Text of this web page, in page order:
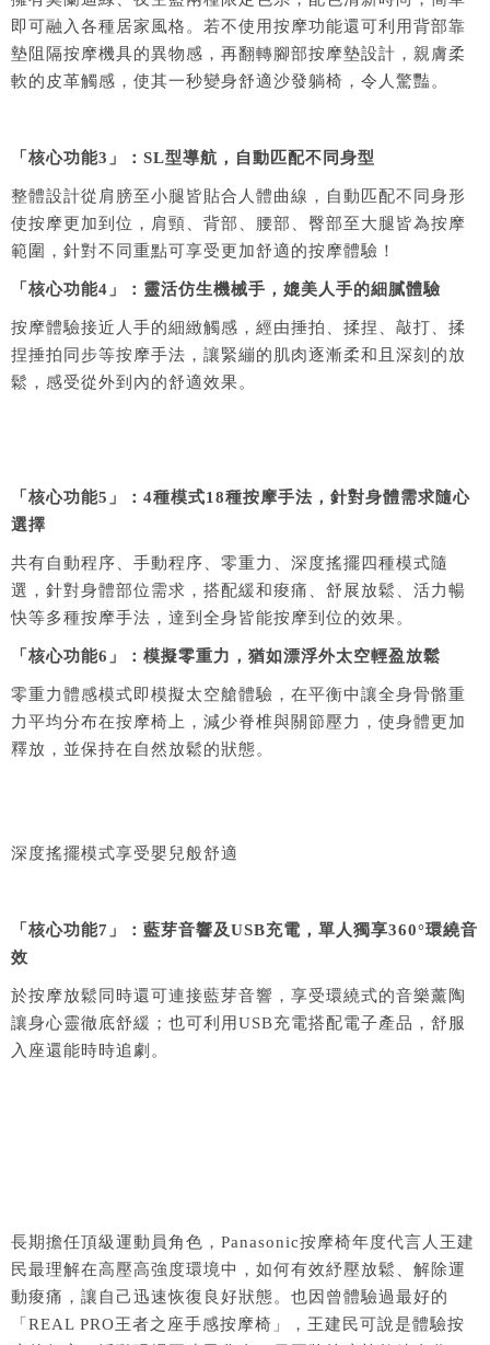
即可融入各種居家風格。若不使用按摩功能還可利用背部靠
墊阻隔按摩機具的異物感，再翻轉腳部按摩墊設計，親膚柔
軟的皮革觸感，使其一秒變身舒適沙發躺椅，令人驚豔。
「核心功能3 」 ： SL型導航，自動匹配不同身型
整體設計從肩膀至小腿皆貼合人體曲線，自動匹配不同身形
使按摩更加到位，肩頸、背部、腰部、臀部至大腿皆為按摩
範圍，針對不同重點可享受更加舒適的按摩體驗 ！
「核心功能4 」 ： 靈活仿生機械手，媲美人手的細膩體驗
按摩體驗接近人手的細緻觸感，經由捶拍、揉捏、敲打、揉
捏捶拍同步等按摩手法，讓緊繃的肌肉逐漸柔和且深刻的放
鬆，感受從外到內的舒適效果。
「核心功能5 」 ： 4種模式18種按摩手法，針對身體需求隨心
選擇
共有自動程序、手動程序、零重力、深度搖擺四種模式隨
選，針對身體部位需求，搭配緩和痠痛、舒展放鬆、活力暢
快等多種按摩手法，達到全身皆能按摩到位的效果。
「核心功能6 」 ： 模擬零重力，猶如漂浮外太空輕盈放鬆
零重力體感模式即模擬太空艙體驗，在平衡中讓全身骨骼重
力平均分布在按摩椅上，減少脊椎與關節壓力，使身體更加
釋放，並保持在自然放鬆的狀態。
深度搖擺模式享受嬰兒般舒適
「核心功能7 」 ： 藍芽音響及USB充電，單人獨享360°環繞音
效
於按摩放鬆同時還可連接藍芽音響，享受環繞式的音樂薰陶
讓身心靈徹底舒緩；也可利用USB充電搭配電子產品，舒服
入座還能時時追劇 。
長期擔任頂級運動員角色， Panasonic按摩椅年度代言人王建
民最理解在高壓高強度環境中，如何有效紓壓放鬆 、 解除運
動痠痛，讓自己迅速恢復良好狀態。也因曾體驗過最好的
「 REAL PRO王者之座手感按摩椅 」，王建民可說是體驗按